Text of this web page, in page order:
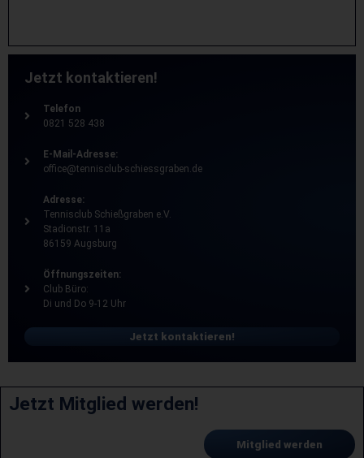
Jetzt kontaktieren!
Telefon
0821 528 438
E-Mail-Adresse:
office@tennisclub-schiessgraben.de
Adresse:
Tennisclub Schießgraben e.V.
Stadionstr. 11a
86159 Augsburg
Öffnungszeiten:
Club Büro:
Di und Do 9-12 Uhr
Jetzt kontaktieren!
Jetzt Mitglied werden!
Mitglied werden